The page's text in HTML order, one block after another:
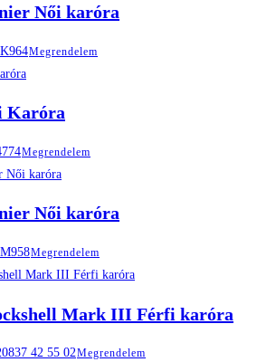
Női karóra
Megrendelem
Karóra
Megrendelem
Női karóra
Megrendelem
Mark III Férfi karóra
42 55 02Megrendelem